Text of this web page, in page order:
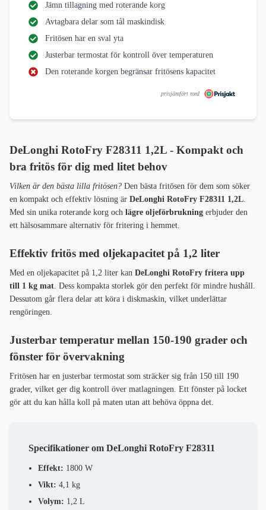
Jämn tillagning med roterande korg
Avtagbara delar som tål maskindisk
Fritösen har en sval yta
Justerbar termostat för kontroll över temperaturen
Den roterande korgen begränsar fritösens kapacitet
prisjämfört med
DeLonghi RotoFry F28311 1,2L - Kompakt och
bra fritös för dig med litet behov
Vilken är den bästa lilla fritösen? Den bästa fritösen för dem som söker
en kompakt och effektiv lösning är DeLonghi RotoFry F28311 1,2L.
Med sin unika roterande korg och lägre oljeförbrukning erbjuder den
ett hälsosammare alternativ för fritering i hemmet.
Effektiv fritös med oljekapacitet på 1,2 liter
Med en oljekapacitet på 1,2 liter kan DeLonghi RotoFry fritera upp
till 1 kg mat. Dess kompakta storlek gör den perfekt för mindre hushåll.
Dessutom går flera delar att köra i diskmaskin, vilket underlättar
rengöringen.
Justerbar temperatur mellan 150-190 grader och
fönster för övervakning
Fritösen har en justerbar termostat som sträcker sig från 150 till 190
grader, vilket ger dig kontroll över matlagningen. Ett fönster på locket
gör att du kan hålla koll på maten utan att behöva öppna det.
Specifikationer om DeLonghi RotoFry F28311
Effekt: 1800 W
Vikt: 4,1 kg
Volym: 1,2 L